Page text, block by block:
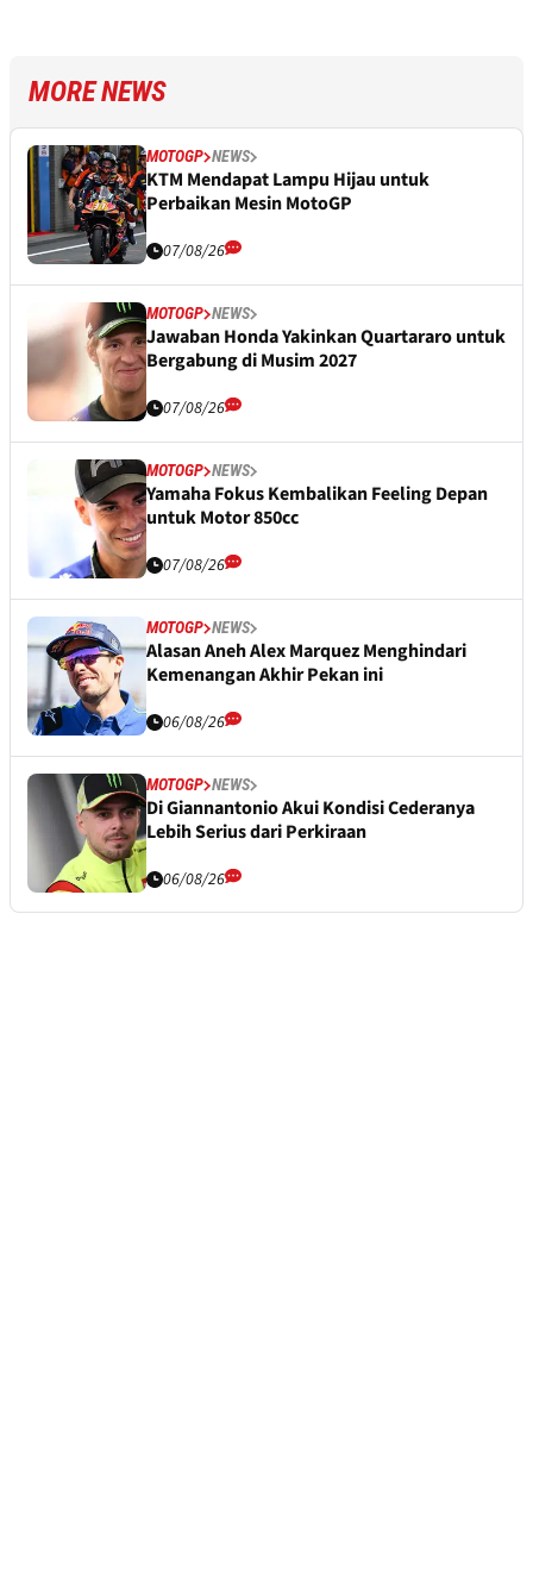
MORE NEWS
MOTOGP NEWS
KTM Mendapat Lampu Hijau untuk
Perbaikan Mesin MotoGP
07/08/26
MOTOGP NEWS
Jawaban Honda Yakinkan Quartararo untuk
Bergabung di Musim 2027
07/08/26
MOTOGP NEWS
Yamaha Fokus Kembalikan Feeling Depan
untuk Motor 850cc
07/08/26
MOTOGP NEWS
Alasan Aneh Alex Marquez Menghindari
Kemenangan Akhir Pekan ini
06/08/26
MOTOGP NEWS
Di Giannantonio Akui Kondisi Cederanya
Lebih Serius dari Perkiraan
06/08/26